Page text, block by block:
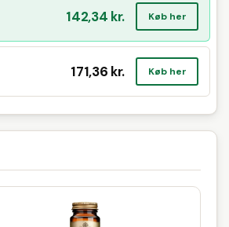
142,34 kr. Køb her
171,36 kr. Køb her